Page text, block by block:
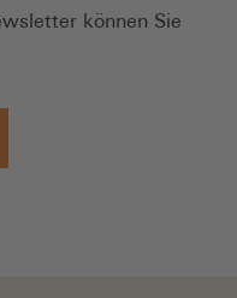
können Sie